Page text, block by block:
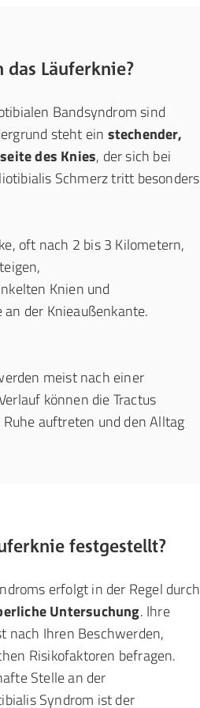
das Läuferknie?
Bandsyndrom sind
steht ein stechender,
des Knies, der sich bei
Schmerz tritt besonders
oft nach 2 bis 3 Kilometern,
Knien und
der Knieaußenkante.
meist nach einer
können die Tractus
auftreten und den Alltag
festgestellt?
erfolgt in der Regel durch
Untersuchung. Ihre
nach Ihren Beschwerden,
Risikofaktoren befragen.
Stelle an der
Syndrom ist der